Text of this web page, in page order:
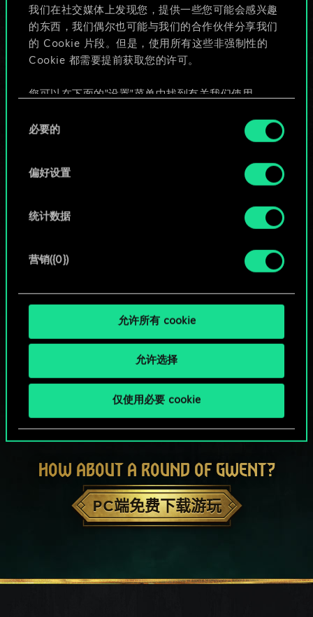
我们在社交媒体上发现您，提供一些您可能会感兴趣
的东西，我们偶尔也可能与我们的合作伙伴分享我们
的 Cookie 片段。但是，使用所有这些非强制性的
Cookie 都需要提前获取您的许可。
您可以在下面的"设置"菜单中找到有关我们使用
好。一旦您了解了其中的内容并准备好继续，请点
必要的
偏好设置
统计数据
营销({0})
允许所有 cookie
允许选择
仅使用必要 cookie
些！
给牌组命名并撰写攻略
HOW ABOUT A ROUND OF GWENT?
PC端免费下载游玩